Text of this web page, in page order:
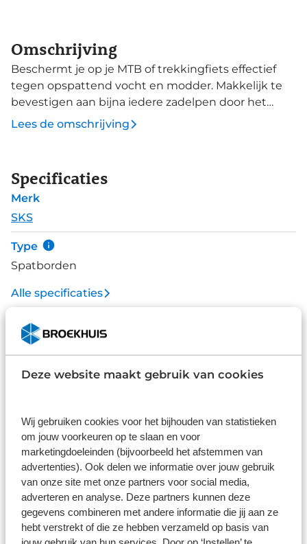
Deze website maakt gebruik van cookies
Wij gebruiken cookies voor het bijhouden van statistieken
om jouw voorkeuren op te slaan en voor
marketingdoeleinden (bijvoorbeeld het afstemmen van
advertenties). Ook delen we informatie over jouw gebruik
van onze site met onze partners voor social media,
adverteren en analyse. Deze partners kunnen deze
gegevens combineren met andere informatie die jij aan ze
hebt verstrekt of die ze hebben verzameld op basis van
Omschrijving
Beschermt je op je MTB of trekkingfiets effectief
tegen opspattend vocht en modder. Makkelijk te
bevestigen aan bijna iedere zadelpen door het
Quick Release systeem. De perfecte combinatie
Lees de omschrijving
Specificaties
Merk
SKS
Type
Spatborden
Alle specificaties
Disclaimer
De specificaties en onderdelen zijn gegeven op basis van aanlevering
van de leverancier. Op basis van beschikbaarheid of wijzigingen bij de
Wat klanten over ons zeggen
9,0 1586 reviews
5 1168 reviews